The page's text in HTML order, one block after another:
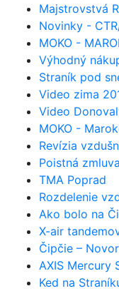
Majstrovstvá
Novinky -
MOKO -
Výhodný
Straník pod
Video zima
Video
MOKO -
Revízia
Poistná
TMA Poprad
Rozdelenie
Ako bolo na
X-air
Čipčie –
AXIS Mercury
Ked na